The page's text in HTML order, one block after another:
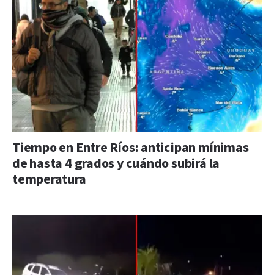
Tiempo en Entre Ríos: anticipan mínimas
de hasta 4 grados y cuándo subirá la
temperatura